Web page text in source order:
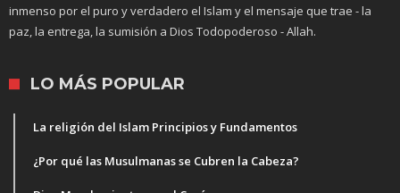
inmenso por el puro y verdadero el Islam y el mensaje que trae - la
paz, la entrega, la sumisión a Dios Todopoderoso - Allah.
LO MÁS POPULAR
La religión del Islam Principios y Fundamentos
¿Por qué las Musulmanas se Cubren la Cabeza?